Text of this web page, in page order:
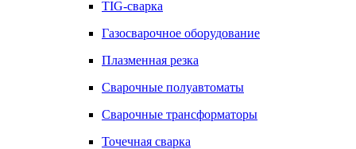
TIG-сварка
Газосварочное оборудование
Плазменная резка
Сварочные полуавтоматы
Сварочные трансформаторы
Точечная сварка